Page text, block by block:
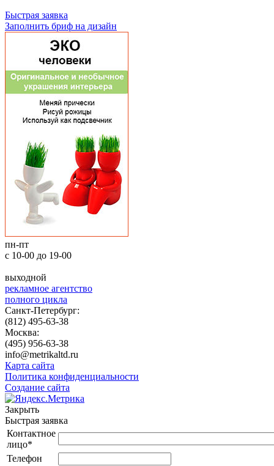
Быстрая заявка
Заполнить бриф на дизайн
пн-пт
с 10-00 до 19-00
выходной
рекламное агентство
полного цикла
Санкт-Петербург:
(812) 495-63-38
Москва:
(495) 956-63-38
info@metrikaltd.ru
Карта сайта
Политика конфиденциальности
Создание сайта
Закрыть
Быстрая заявка
Контактное
лицо*
Телефон